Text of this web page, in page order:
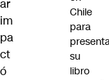
ar
im
pa
ct
ó
Chile
para
su
libro